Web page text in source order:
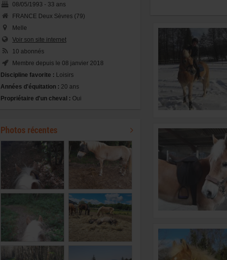
08/05/1993 - 33 ans
FRANCE Deux Sèvres (79)
Melle
Voir son site internet
10 abonnés
Membre depuis le 08 janvier 2018
Discipline favorite : Loisirs
Années d'équitation : 20 ans
Propriétaire d'un cheval : Oui
Photos récentes